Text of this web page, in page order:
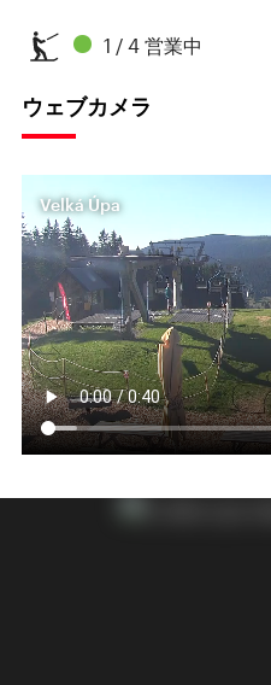
1 / 4 営業中
ウェブカメラ
Velká Úpa